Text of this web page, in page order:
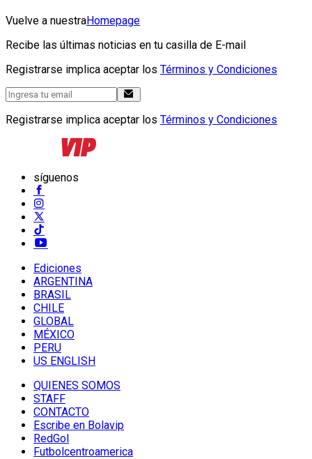
Vuelve a nuestraHomepage
Recibe las últimas noticias en tu casilla de E-mail
Registrarse implica aceptar los Términos y Condiciones
Registrarse implica aceptar los Términos y Condiciones
síguenos
Ediciones
ARGENTINA
BRASIL
CHILE
GLOBAL
MÉXICO
PERU
US ENGLISH
QUIENES SOMOS
STAFF
CONTACTO
Escribe en Bolavip
RedGol
Futbolcentroamerica